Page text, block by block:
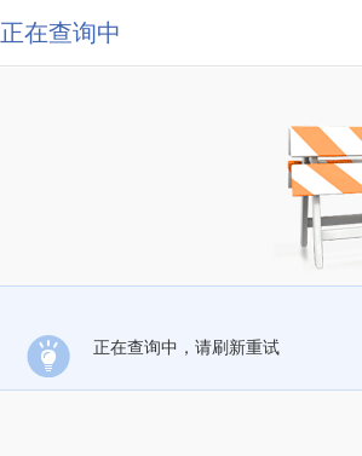
正在查询中
正在查询中，请刷新重试